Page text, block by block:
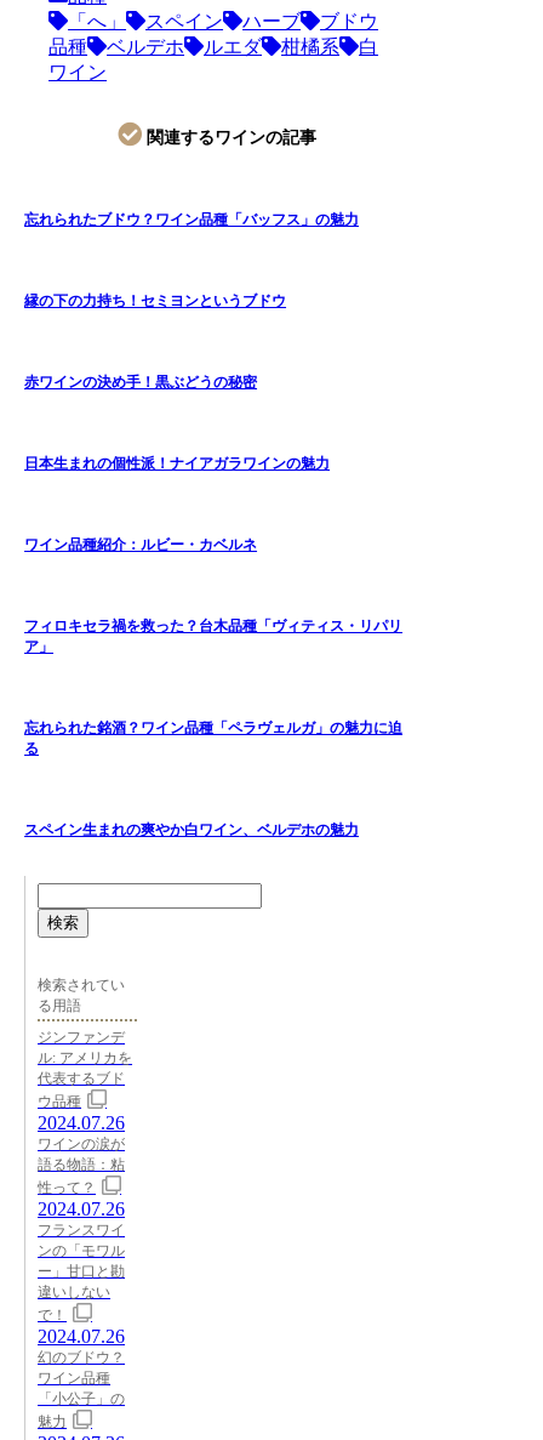
「へ」
スペイン ハーブ
ブドウ
品種
ベルデホ ルエダ 柑橘系
白
ワイン
関連するワインの記事
忘れられたブドウ？ワイン品種「バッフス」の魅力
縁の下の力持ち！セミヨンというブドウ
赤ワインの決め手！黒ぶどうの秘密
日本生まれの個性派！ナイアガラワインの魅力
ワイン品種紹介：ルビー・カベルネ
フィロキセラ禍を救った？台木品種「ヴィティス・リパリ
ア」
忘れられた銘酒？ワイン品種「ペラヴェルガ」の魅力に迫
る
スペイン生まれの爽やか白ワイン、ベルデホの魅力
検索
検索されてい
る用語
ジンファンデ
ル: アメリカを
代表するブド
ウ品種
2024.07.26
ワインの涙が
語る物語：粘
性って？
2024.07.26
フランスワイ
ンの「モワル
ー」甘口と勘
違いしない
で！
2024.07.26
幻のブドウ？
ワイン品種
「小公子」の
魅力